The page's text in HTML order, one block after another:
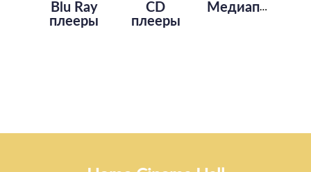
Blu Ray
плееры
CD
плееры
Медиаплееры